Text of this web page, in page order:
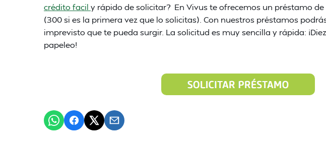
crédito facil y rápido de solicitar? En Vivus te ofrecemos un préstamo
(300 si es la primera vez que lo solicitas). Con nuestros préstamos
imprevisto que te pueda surgir. La solicitud es muy sencilla y rápida:
papeleo!